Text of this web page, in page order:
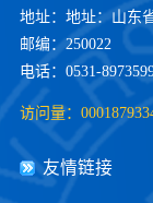
地址：地址：山东
邮编：250022
电话：0531-
访问量：
友情链接